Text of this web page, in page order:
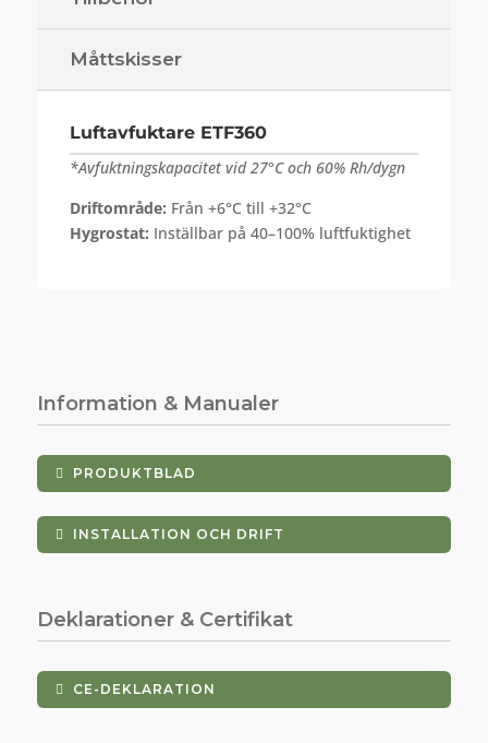
Måttskisser
Luftavfuktare ETF360
*Avfuktningskapacitet vid 27°C och 60% Rh/dygn
Driftområde: Från +6°C till +32°C
Hygrostat: Inställbar på 40–100% luftfuktighet
Information & Manualer
PRODUKTBLAD
INSTALLATION OCH DRIFT
Deklarationer & Certifikat
CE-DEKLARATION